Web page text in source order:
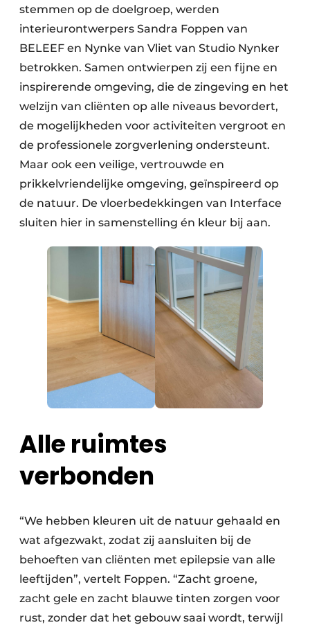
stemmen op de doelgroep, werden
interieurontwerpers Sandra Foppen van
BELEEF en Nynke van Vliet van Studio Nynker
betrokken. Samen ontwierpen zij een fijne en
inspirerende omgeving, die de zingeving en het
welzijn van cliënten op alle niveaus bevordert,
de mogelijkheden voor activiteiten vergroot en
de professionele zorgverlening ondersteunt.
Maar ook een veilige, vertrouwde en
prikkelvriendelijke omgeving, geïnspireerd op
de natuur. De vloerbedekkingen van Interface
sluiten hier in samenstelling én kleur bij aan.
Alle ruimtes
verbonden
“We hebben kleuren uit de natuur gehaald en
wat afgezwakt, zodat zij aansluiten bij de
behoeften van cliënten met epilepsie van alle
leeftijden”, vertelt Foppen. “Zacht groene,
zacht gele en zacht blauwe tinten zorgen voor
rust, zonder dat het gebouw saai wordt, terwijl